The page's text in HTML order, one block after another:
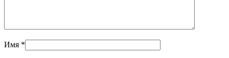
Имя *